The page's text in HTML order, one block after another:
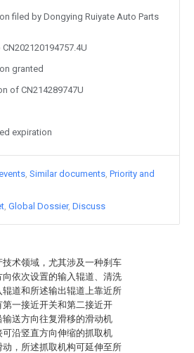
术领域，尤其涉及一种刹车
依次设置的输入辊道、清洗
道和所述输出辊道上靠近所
一接近开关和第二接近开
送方向往复滑移的滑动机
沿竖直方向伸缩的抓取机
，所述抓取机构可延伸至所
filed by Dongying Ruiyate Auto Parts
granted
of CN214289747U
expiration
Similar documents Priority and
Global Dossier Discuss